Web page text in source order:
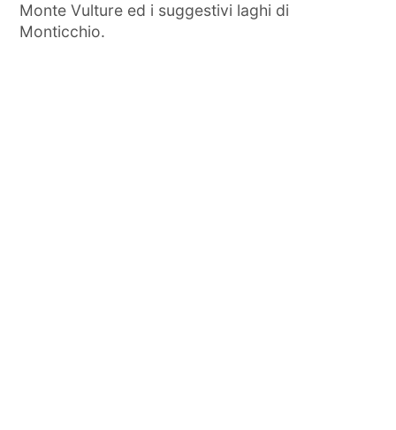
Monte Vulture ed i suggestivi laghi di
Monticchio.